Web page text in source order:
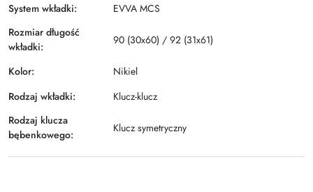
System wkładki:
EVVA MCS
Rozmiar długość
wkładki:
90 (30x60) / 92 (31x61)
Kolor:
Nikiel
Rodzaj wkładki:
Klucz-klucz
Rodzaj klucza
bębenkowego:
Klucz symetryczny